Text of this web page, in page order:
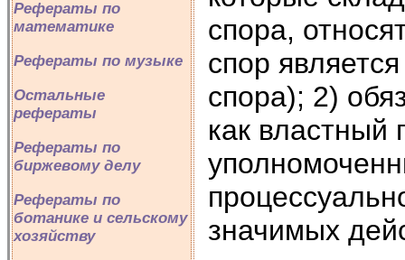
Рефераты по
математике
Рефераты по музыке
Остальные
рефераты
Рефераты по
биржевому делу
Рефераты по
ботанике и сельскому
хозяйству
спора,
спор
спора); 2)
как властный
значимых